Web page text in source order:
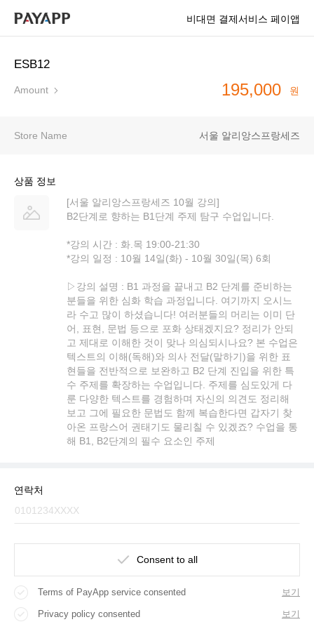
비대면 결제서비스 페이앱
ESB12
Amount 195,000 원
Store Name 서울 알리앙스프랑세즈
상품 정보
[서울 알리앙스프랑세즈 10월 강의]
B2단계로 향하는 B1단계 주제 탐구 수업입니다.
*강의 시간 : 화.목 19:00-21:30
*강의 일정 : 10월 14일(화) - 10월 30일(목) 6회
▷강의 설명 : B1 과정을 끝내고 B2 단계를 준비하는
분들을 위한 심화 학습 과정입니다. 여기까지 오시느
라 수고 많이 하셨습니다! 여러분들의 머리는 이미 단
어, 표현, 문법 등으로 포화 상태겠지요? 정리가 안되
고 제대로 이해한 것이 맞나 의심되시나요? 본 수업은
텍스트의 이해(독해)와 의사 전달(말하기)을 위한 표
현들을 전반적으로 보완하고 B2 단계 진입을 위한 특
수 주제를 확장하는 수업입니다. 주제를 심도있게 다
룬 다양한 텍스트를 경험하며 자신의 의견도 정리해
보고 그에 필요한 문법도 함께 복습한다면 갑자기 찾
아온 프랑스어 권태기도 물리칠 수 있겠죠? 수업을 통
해 B1, B2단계의 필수 요소인 주제
연락처
Consent to all
Terms of PayApp service consented 보기
Privacy policy consented 보기